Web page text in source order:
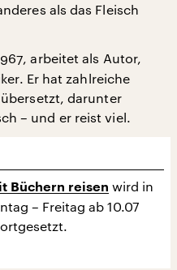
als das Fleisch
arbeitet als Autor,
Er hat zahlreiche
darunter
– und er reist viel.
Büchern reisen wird in
– Freitag ab 10.07